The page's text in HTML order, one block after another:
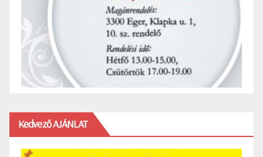
Kedvező AJÁNLAT